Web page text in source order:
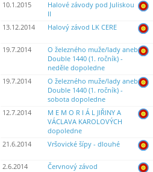
10.1.2015
Halové závody pod Juliskou
II
13.12.2014 Halový závod LK CERE
19.7.2014
O železného muže/lady aneb
Double 1440 (1. ročník) -
neděle dopoledne
19.7.2014
O železného muže/lady aneb
Double 1440 (1. ročník) -
sobota dopoledne
12.7.2014
M E M O R I Á L JIŘINY A
VÁCLAVA KAROLOVÝCH
dopoledne
21.6.2014 Vršovické šípy - dlouhé
2.6.2014 Červnový závod